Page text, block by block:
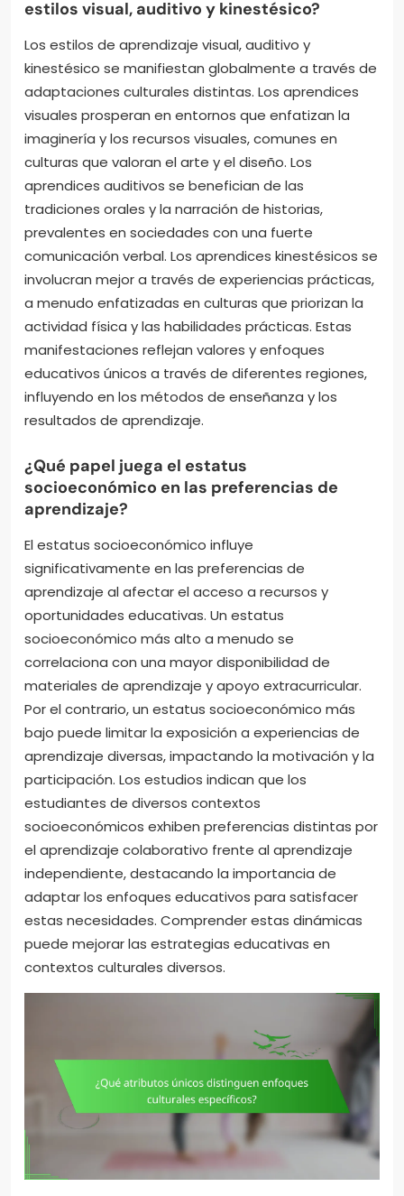
estilos visual, auditivo y kinestésico?
Los estilos de aprendizaje visual, auditivo y
kinestésico se manifiestan globalmente a través de
adaptaciones culturales distintas. Los aprendices
visuales prosperan en entornos que enfatizan la
imaginería y los recursos visuales, comunes en
culturas que valoran el arte y el diseño. Los
aprendices auditivos se benefician de las
tradiciones orales y la narración de historias,
prevalentes en sociedades con una fuerte
comunicación verbal. Los aprendices kinestésicos se
involucran mejor a través de experiencias prácticas,
a menudo enfatizadas en culturas que priorizan la
actividad física y las habilidades prácticas. Estas
manifestaciones reflejan valores y enfoques
educativos únicos a través de diferentes regiones,
influyendo en los métodos de enseñanza y los
resultados de aprendizaje.
¿Qué papel juega el estatus
socioeconómico en las preferencias de
aprendizaje?
El estatus socioeconómico influye
significativamente en las preferencias de
aprendizaje al afectar el acceso a recursos y
oportunidades educativas. Un estatus
socioeconómico más alto a menudo se
correlaciona con una mayor disponibilidad de
materiales de aprendizaje y apoyo extracurricular.
Por el contrario, un estatus socioeconómico más
bajo puede limitar la exposición a experiencias de
aprendizaje diversas, impactando la motivación y la
participación. Los estudios indican que los
estudiantes de diversos contextos
socioeconómicos exhiben preferencias distintas por
el aprendizaje colaborativo frente al aprendizaje
independiente, destacando la importancia de
adaptar los enfoques educativos para satisfacer
estas necesidades. Comprender estas dinámicas
puede mejorar las estrategias educativas en
contextos culturales diversos.